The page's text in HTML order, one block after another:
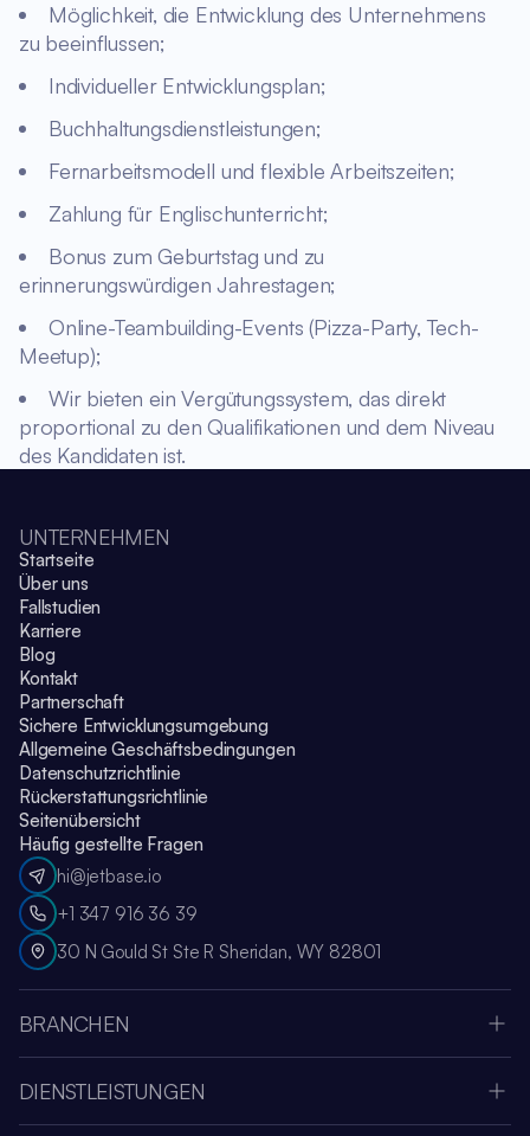
Möglichkeit, die Entwicklung des Unternehmens
zu beeinflussen;
Individueller Entwicklungsplan;
Buchhaltungsdienstleistungen;
Fernarbeitsmodell und flexible Arbeitszeiten;
Zahlung für Englischunterricht;
Bonus zum Geburtstag und zu
erinnerungswürdigen Jahrestagen;
Online-Teambuilding-Events (Pizza-Party, Tech-
Meetup);
Wir bieten ein Vergütungssystem, das direkt
proportional zu den Qualifikationen und dem Niveau
des Kandidaten ist.
UNTERNEHMEN
Startseite
Über uns
Fallstudien
Karriere
Blog
Kontakt
Partnerschaft
Sichere Entwicklungsumgebung
Allgemeine Geschäftsbedingungen
Datenschutzrichtlinie
Rückerstattungsrichtlinie
Seitenübersicht
Häufig gestellte Fragen
hi@jetbase.io
+1 347 916 36 39
30 N Gould St Ste R Sheridan, WY 82801
BRANCHEN
Sportanwendung
Medien & Unterhaltung
DIENSTLEISTUNGEN